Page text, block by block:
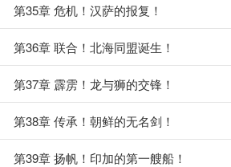
第35章 危机！汉萨的报复！
第36章 联合！北海同盟诞生！
第37章 霹雳！龙与狮的交锋！
第38章 传承！朝鲜的无名剑！
第39章 扬帆！印加的第一艘船！